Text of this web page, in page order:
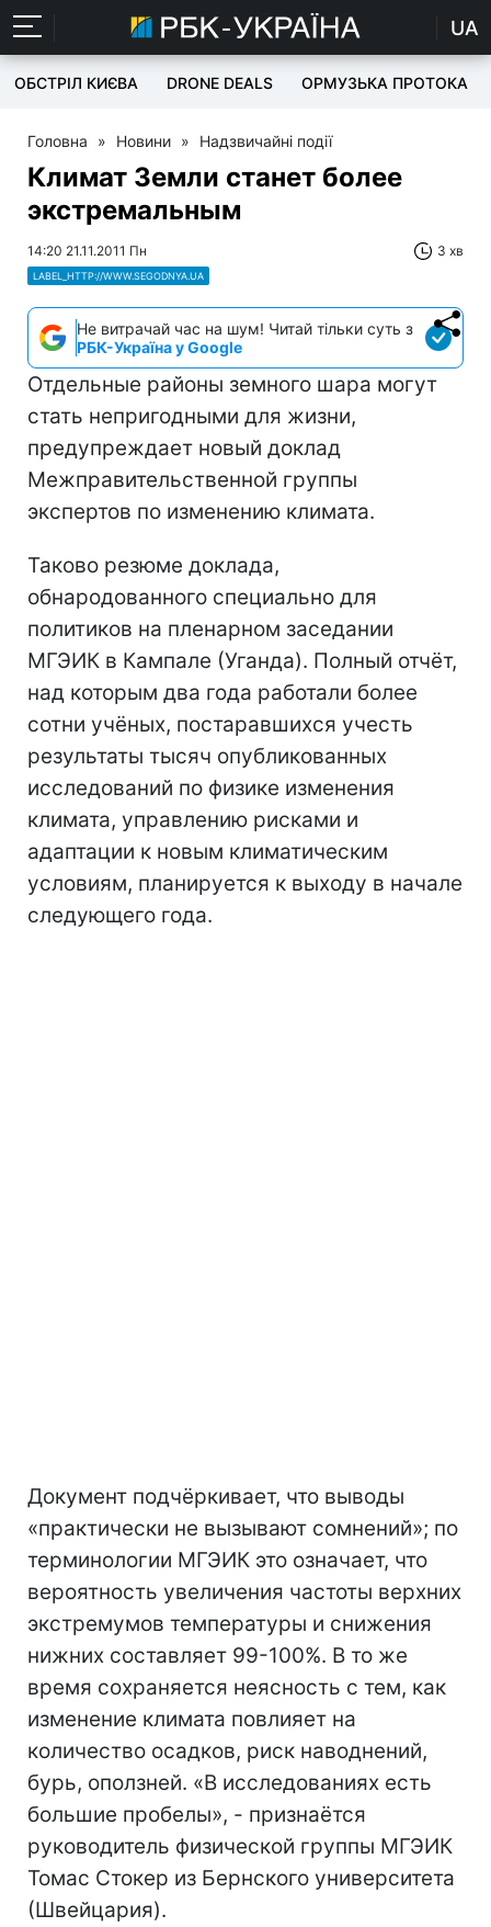
UA
ОБСТРІЛ КИЄВА DRONE DEALS ОРМУЗЬКА ПРОТОКА
Головна » Новини » Надзвичайні події
Климат Земли станет более
экстремальным
14:20 21.11.2011 Пн 3 хв
LABEL_HTTP://WWW.SEGODNYA.UA
Не витрачай час на шум! Читай тільки суть з
РБК-Україна у Google
Отдельные районы земного шара могут
стать непригодными для жизни,
предупреждает новый доклад
Межправительственной группы
экспертов по изменению климата.
Таково резюме доклада,
обнародованного специально для
политиков на пленарном заседании
МГЭИК в Кампале (Уганда). Полный отчёт,
над которым два года работали более
сотни учёных, постаравшихся учесть
результаты тысяч опубликованных
исследований по физике изменения
климата, управлению рисками и
адаптации к новым климатическим
условиям, планируется к выходу в начале
следующего года.
Документ подчёркивает, что выводы
«практически не вызывают сомнений»; по
терминологии МГЭИК это означает, что
вероятность увеличения частоты верхних
экстремумов температуры и снижения
нижних составляет 99-100%. В то же
время сохраняется неясность с тем, как
изменение климата повлияет на
количество осадков, риск наводнений,
бурь, оползней. «В исследованиях есть
большие пробелы», - признаётся
руководитель физической группы МГЭИК
Томас Стокер из Бернского университета
(Швейцария).